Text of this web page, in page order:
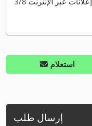
استعلام
إرسال طلب